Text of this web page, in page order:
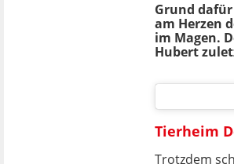
Grund
am Herzen
im Magen.
Hubert
Tierheim
Trotzdem